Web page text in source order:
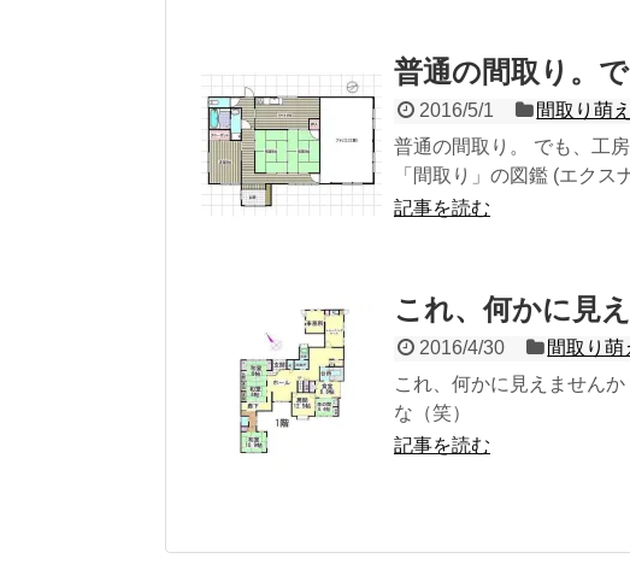
普通の間取り。で
2016/5/1
間取り萌え
普通の間取り。 でも、工
「間取り」の図鑑 (エクス
記事を読む
これ、何かに見
2016/4/30
間取り萌
これ、何かに見えません
な（笑）
記事を読む